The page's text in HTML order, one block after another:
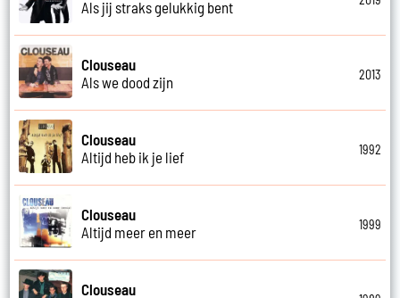
Als jij straks gelukkig bent
Clouseau
Als we dood zijn
2013
Clouseau
Altijd heb ik je lief
1992
Clouseau
Altijd meer en meer
1999
Clouseau